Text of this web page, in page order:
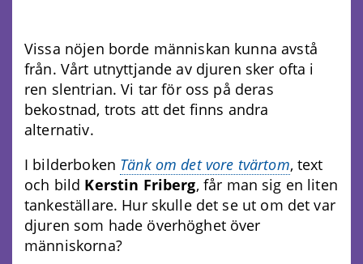
Vissa nöjen borde människan kunna avstå
från. Vårt utnyttjande av djuren sker ofta i
ren slentrian. Vi tar för oss på deras
bekostnad, trots att det finns andra
alternativ.
I bilderboken Tänk om det vore tvärtom, text
och bild Kerstin Friberg, får man sig en liten
tankeställare. Hur skulle det se ut om det var
djuren som hade överhöghet över
människorna?